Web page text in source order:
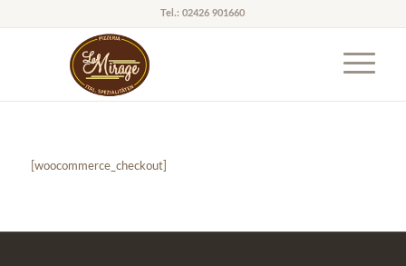
Tel.: 02426 901660
[woocommerce_checkout]